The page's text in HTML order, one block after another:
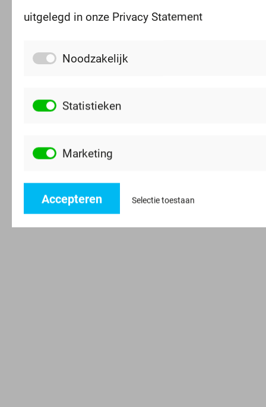
uitgelegd in onze Privacy Statement
Noodzakelijk
Statistieken
Marketing
Accepteren Selectie toestaan